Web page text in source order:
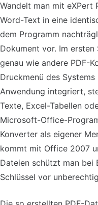
Wandelt man mit eXPert
Word-Text in eine
dem Programm
Dokument vor. Im
genau wie andere PDF-
Druckmenü des
Anwendung integriert,
Texte, Excel-Tabellen
Microsoft-Office-
Konverter als eigener
kommt mit Office 2007
Dateien schützt man bei
Schlüssel vor